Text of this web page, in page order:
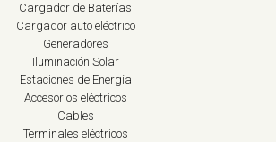
Cargador de Baterías
Cargador auto eléctrico
Generadores
Iluminación Solar
Estaciones de Energía
Accesorios eléctricos
Cables
Terminales eléctricos